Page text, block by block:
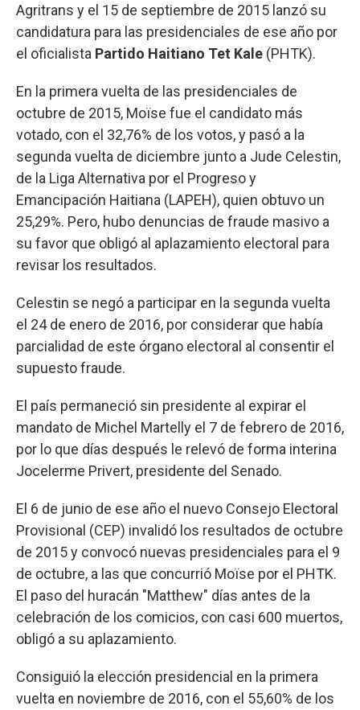
Agritrans y el 15 de septiembre de 2015 lanzó su
candidatura para las presidenciales de ese año por
el oficialista Partido Haitiano Tet Kale (PHTK).
En la primera vuelta de las presidenciales de
octubre de 2015, Moïse fue el candidato más
votado, con el 32,76% de los votos, y pasó a la
segunda vuelta de diciembre junto a Jude Celestin,
de la Liga Alternativa por el Progreso y
Emancipación Haitiana (LAPEH), quien obtuvo un
25,29%. Pero, hubo denuncias de fraude masivo a
su favor que obligó al aplazamiento electoral para
revisar los resultados.
Celestin se negó a participar en la segunda vuelta
el 24 de enero de 2016, por considerar que había
parcialidad de este órgano electoral al consentir el
supuesto fraude.
El país permaneció sin presidente al expirar el
mandato de Michel Martelly el 7 de febrero de 2016,
por lo que días después le relevó de forma interina
Jocelerme Privert, presidente del Senado.
El 6 de junio de ese año el nuevo Consejo Electoral
Provisional (CEP) invalidó los resultados de octubre
de 2015 y convocó nuevas presidenciales para el 9
de octubre, a las que concurrió Moïse por el PHTK.
El paso del huracán "Matthew" días antes de la
celebración de los comicios, con casi 600 muertos,
obligó a su aplazamiento.
Consiguió la elección presidencial en la primera
vuelta en noviembre de 2016, con el 55,60% de los